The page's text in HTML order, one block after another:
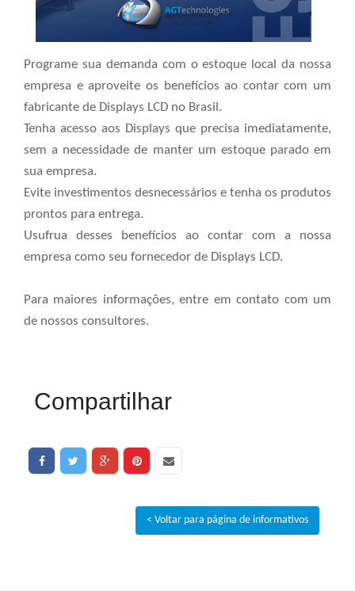
Programe sua demanda com o estoque local da nossa
empresa e aproveite os benefícios ao contar com um
fabricante de Displays LCD no Brasil.
Tenha acesso aos Displays que precisa imediatamente,
sem a necessidade de manter um estoque parado em
sua empresa.
Evite investimentos desnecessários e tenha os produtos
prontos para entrega.
Usufrua desses benefícios ao contar com a nossa
empresa como seu fornecedor de Displays LCD.
Para maiores informações, entre em contato com um
de nossos consultores.
Compartilhar
< Voltar para página de informativos